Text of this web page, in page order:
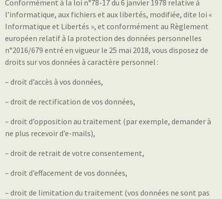
Conformément à la loi n°78-17 du 6 janvier 1978 relative à
l’informatique, aux fichiers et aux libertés, modifiée, dite loi «
Informatique et Libertés », et conformément au Règlement
européen relatif à la protection des données personnelles
n°2016/679 entré en vigueur le 25 mai 2018, vous disposez de
droits sur vos données à caractère personnel :
– droit d’accès à vos données,
– droit de rectification de vos données,
– droit d’opposition au traitement (par exemple, demander à
ne plus recevoir d’e-mails),
– droit de retrait de votre consentement,
– droit d’effacement de vos données,
– droit de limitation du traitement (vos données ne sont pas